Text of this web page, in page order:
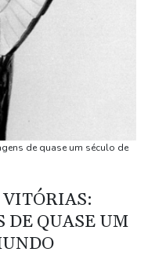
de helicóptero no Rio
governo na Colômbia
às quartas de final
de helicóptero no Rio
Itália após crise
com braçadeira de
Álvarez já foi tomada
de quase um século de
VITÓRIAS:
DE QUASE UM